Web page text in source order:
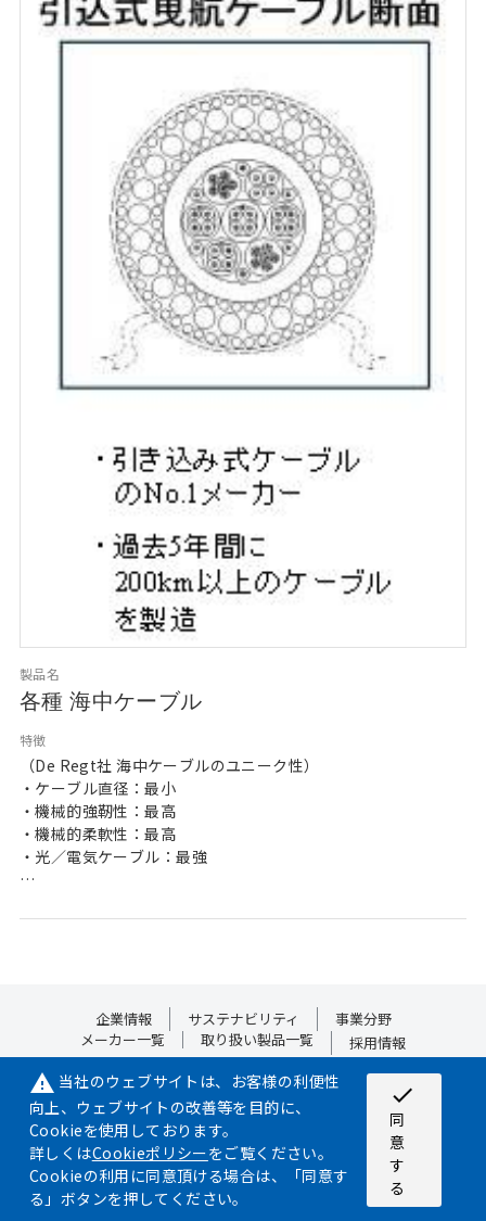
製品名
各種 海中ケーブル
特徴
（De Regt社 海中ケーブルのユニーク性）
・ケーブル直径：最小
・機械的強靭性：最高
・機械的柔軟性：最高
・光／電気ケーブル：最強
・ROV吊索ケーブル：6000m（最高深度）
（ストレングス・メンバー）
・亜鉛メッキ鋼線（装甲）
・ファイバーの保護（アラミド、
ダイネーマ、ベクトラン、ジロン等）
・ファイバーの編組み（鋼線）
企業情報 サステナビリティ
事業分野
メーカー一覧
取り扱い製品一覧 採用情報
サイトマップ プライバシーポリシー Cookieポリシー
©2024 NIPPON AIRCRAFT SUPPLY CO.,LTD. ALL RIGHT RESERVED.
©JDF/Adapted
warning 当社のウェブサイトは、お客様の利便性
向上、ウェブサイトの改善等を目的に、
Cookieを使用しております。
詳しくはCookieポリシーをご覧ください。
Cookieの利用に同意頂ける場合は、「同意す
る」ボタンを押してください。
check
同
意
す
る